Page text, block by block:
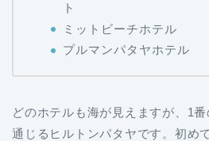
ト
ミットビーチホテル
プルマンパタヤホテル
どのホテルも海が見えますが、1
通じるヒルトンパタヤです。初め